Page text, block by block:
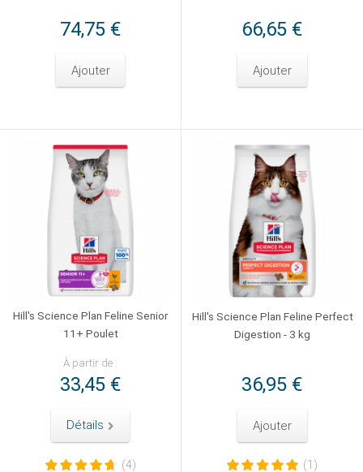
74,75 €
Ajouter
66,65 €
Ajouter
Hill's Science Plan Feline Senior
11+ Poulet
À partir de :
33,45 €
Détails
(4)
Hill's Science Plan Feline Perfect
Digestion - 3 kg
36,95 €
Ajouter
(1)